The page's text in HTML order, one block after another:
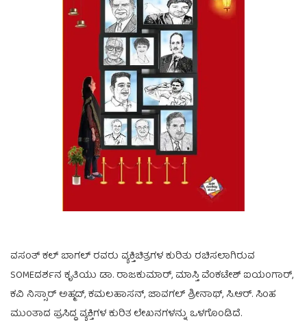
ವಸಂತ್ ಕಲ್ ಬಾಗಲ್ ರವರು ವ್ಯಕ್ತಿಚಿತ್ರಗಳ ಕುರಿತು ರಚಿಸಲಾಗಿರುವ
SOMEದರ್ಶನ ಕೃತಿಯು ಡಾ. ರಾಜಕುಮಾರ್, ಮಾಸ್ತಿ ವೆಂಕಟೇಶ್ ಐಯಂಗಾರ್,
ಕವಿ ನಿಸ್ಸಾರ್ ಅಹ್ಮದ್, ಕಮಲಹಾಸನ್, ಜಾವಗಲ್ ಶ್ರೀನಾಥ್, ಸಿ.ಆರ್. ಸಿಂಹ
ಮುಂತಾದ ಪ್ರಸಿದ್ಧ ವ್ಯಕ್ತಿಗಳ ಕುರಿತ ಲೇಖನಗಳನ್ನು ಒಳಗೊಂಡಿದೆ.